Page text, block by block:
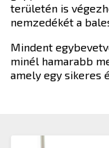
területén is
nemzedékét a
Mindent
minél hamarabb
amely egy sikeres